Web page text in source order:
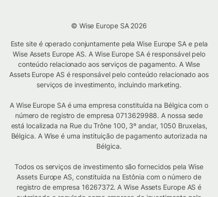
© Wise Europe SA 2026
Este site é operado conjuntamente pela Wise Europe SA e pela
Wise Assets Europe AS. A Wise Europe SA é responsável pelo
conteúdo relacionado aos serviços de pagamento. A Wise
Assets Europe AS é responsável pelo conteúdo relacionado aos
serviços de investimento, incluindo marketing.
A Wise Europe SA é uma empresa constituída na Bélgica com o
número de registro de empresa 0713629988. A nossa sede
está localizada na Rue du Trône 100, 3º andar, 1050 Bruxelas,
Bélgica. A Wise é uma instituição de pagamento autorizada na
Bélgica.
Todos os serviços de investimento são fornecidos pela Wise
Assets Europe AS, constituída na Estônia com o número de
registro de empresa 16267372. A Wise Assets Europe AS é